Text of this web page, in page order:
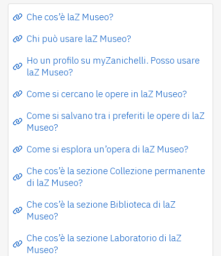
Che cos’è laZ Museo?
Chi può usare laZ Museo?
Ho un profilo su myZanichelli. Posso usare
laZ Museo?
Come si cercano le opere in laZ Museo?
Come si salvano tra i preferiti le opere di laZ
Museo?
Come si esplora un’opera di laZ Museo?
Che cos’è la sezione Collezione permanente
di laZ Museo?
Che cos’è la sezione Biblioteca di laZ
Museo?
Che cos’è la sezione Laboratorio di laZ
Museo?